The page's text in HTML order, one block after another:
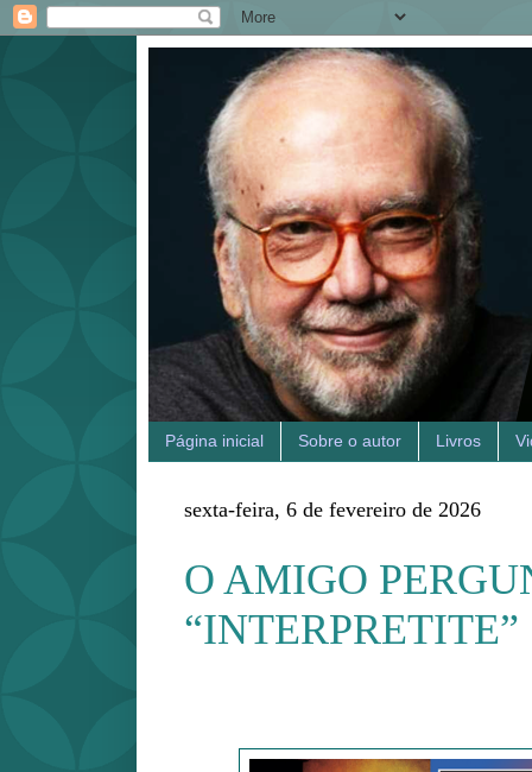
Página inicial Sobre o autor Livros
sexta-feira, 6 de fevereiro de 2026
O AMIGO
“INTERPRETITE”